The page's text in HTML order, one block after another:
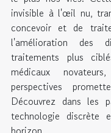
invisible à l'œil nu,
concevoir et de
l'amélioration des
traitements plus
médicaux
perspectives
Découvrez dans les
technologie discrète